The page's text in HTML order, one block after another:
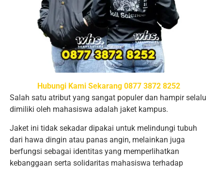
Hubungi Kami Sekarang 0877 3872 8252
Salah satu atribut yang sangat populer dan hampir selalu
dimiliki oleh mahasiswa adalah jaket kampus.
Jaket ini tidak sekadar dipakai untuk melindungi tubuh
dari hawa dingin atau panas angin, melainkan juga
berfungsi sebagai identitas yang memperlihatkan
kebanggaan serta solidaritas mahasiswa terhadap